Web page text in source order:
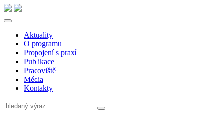
Aktuality
O programu
Propojení s praxí
Publikace
Pracoviště
Média
Kontakty